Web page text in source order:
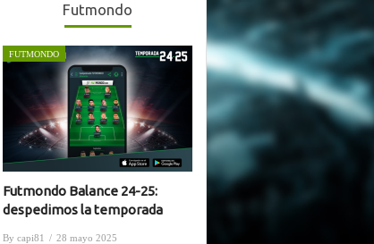
Futmondo
FUTMONDO
Futmondo Balance 24-25:
despedimos la temporada
By capi81 / 28 mayo 2025